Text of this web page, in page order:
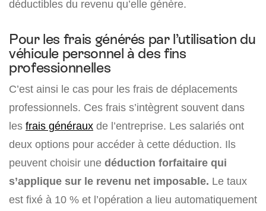
déductibles du revenu qu’elle génère.
Pour les frais générés par l’utilisation du
véhicule personnel à des fins
professionnelles
C’est ainsi le cas pour les frais de déplacements
professionnels. Ces frais s’intègrent souvent dans
les frais généraux de l’entreprise. Les salariés ont
deux options pour accéder à cette déduction. Ils
peuvent choisir une déduction forfaitaire qui
s’applique sur le revenu net imposable. Le taux
est fixé à 10 % et l’opération a lieu automatiquement